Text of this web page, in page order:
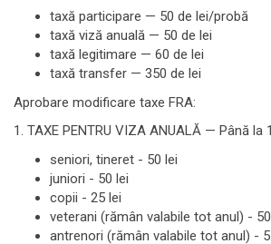
taxă participare — 50 de lei/probă
taxă viză anuală — 50 de lei
taxă legitimare — 60 de lei
taxă transfer — 350 de lei
Aprobare modificare taxe FRA:
1. TAXE PENTRU VIZA ANUALĂ — Până la
seniori, tineret - 50 lei
juniori - 50 lei
copii - 25 lei
veterani (rămân valabile tot anul) -
antrenori (rămân valabile tot anul) -